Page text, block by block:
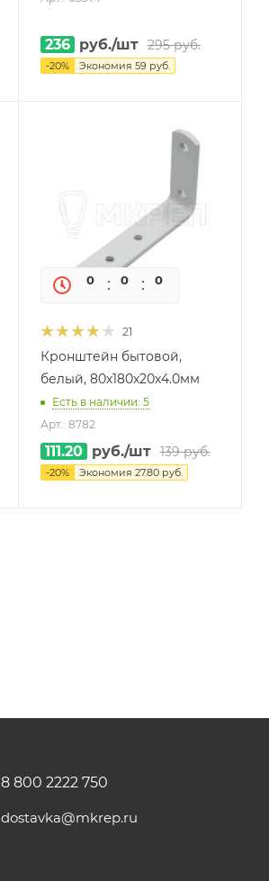
236 руб./шт 295руб.
-20% Экономия 59 руб.
0 0 0
21
Кронштейн бытовой,
белый, 80х180х20х4.0мм
Есть в наличии: 5
Арт.: 8782
111.20 руб./шт 139руб.
-20% Экономия 27.80руб.
8 800 2222 750
dostavka@mkrep.ru